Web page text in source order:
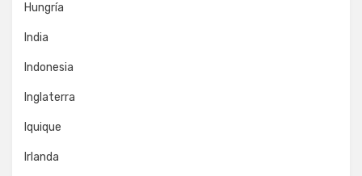
Hungría
India
Indonesia
Inglaterra
Iquique
Irlanda